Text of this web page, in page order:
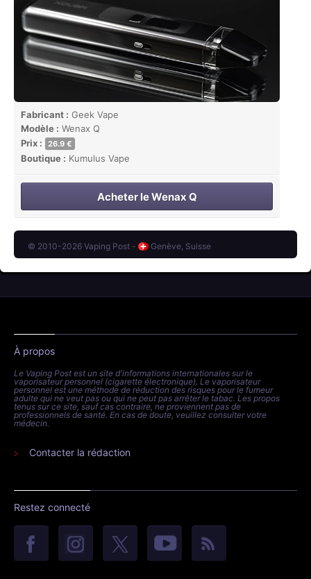
Fabricant : Geek Vape
Modèle : Wenax Q
Prix :
26.9 €
Boutique : Kumulus Vape
Acheter le Wenax Q
© 2010-2026 Vaping Post - Genève, Suisse
À propos
Le Vaping Post est un site d'informations internationales sur le
vaporisateur personnel (cigarette électronique). Le vaporisateur
personnel est une méthode de réduction des risques pour le fumeur
adulte qui ne veut pas ou qui ne peut pas arrêter le tabac. Les propos
tenus sur ce site, sauf cas contraire, ne proviennent pas de
professionnels de santé. En cas de doute, veuillez consulter votre
médecin.
Contacter la rédaction
Restez connecté